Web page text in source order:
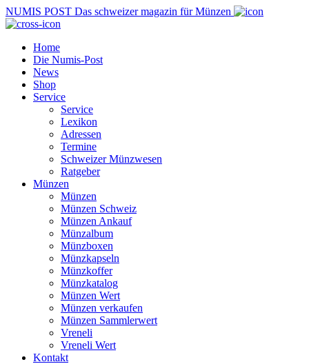
NUMIS POST Das schweizer magazin für Münzen
Home
Die Numis-Post
News
Shop
Service
Service
Lexikon
Adressen
Termine
Schweizer Münzwesen
Ratgeber
Münzen
Münzen
Münzen Schweiz
Münzen Ankauf
Münzalbum
Münzboxen
Münzkapseln
Münzkoffer
Münzkatalog
Münzen Wert
Münzen verkaufen
Münzen Sammlerwert
Vreneli
Vreneli Wert
Kontakt